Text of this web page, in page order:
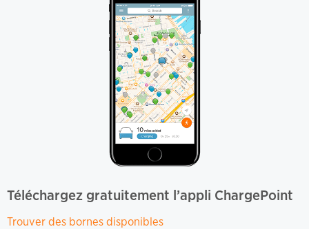
Téléchargez gratuitement l’appli ChargePoint
Trouver des bornes disponibles